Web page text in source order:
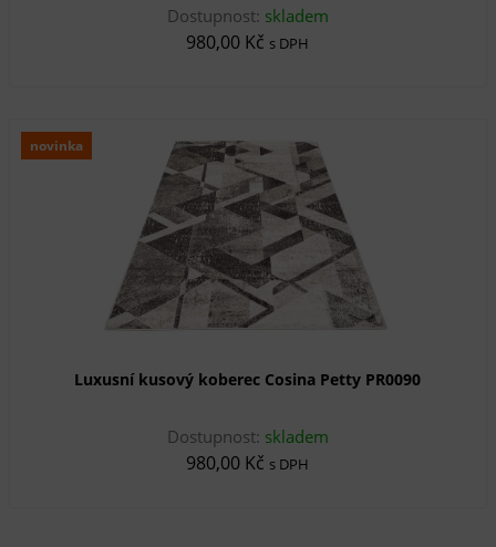
Dostupnost: skladem
980,00 Kč s DPH
novinka
Luxusní kusový koberec Cosina Petty PR0090
Dostupnost: skladem
980,00 Kč s DPH